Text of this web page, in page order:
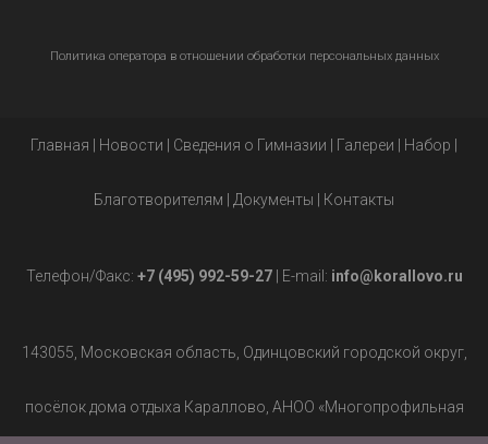
Политика оператора в отношении обработки персональных данных
Главная Новости Сведения о Гимназии Галереи Набор
Благотворителям Документы Контакты
Телефон/Факс: +7 (495) 992-59-27| E-mail: info@korallovo.ru
143055, Московская область, Одинцовский городской округ,
посёлок дома отдыха Караллово, АНОО «Многопрофильная